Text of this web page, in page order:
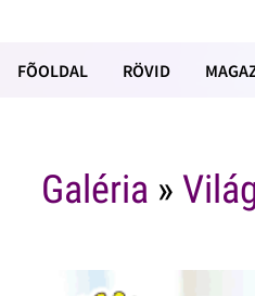
FÕOLDAL RÖVID
Galéria »